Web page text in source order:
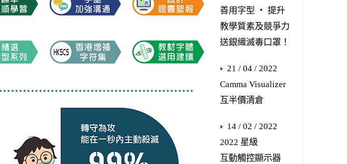
善用字型 ‧ 提升
教學質素及競爭力
送銀織滅毒口罩！
21 / 04 / 2022
Camma Visualizer
互半價清倉
14 / 02 / 2022
2022 星級
互動觸控顯示器